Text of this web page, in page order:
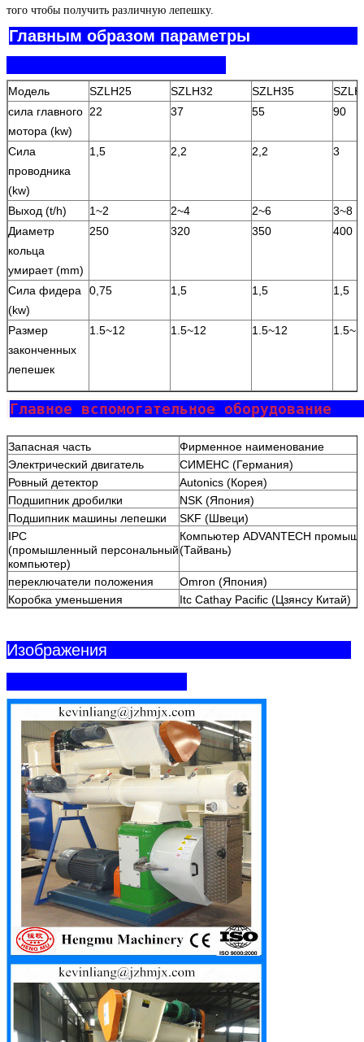
того чтобы получить различную лепешку.
Главным образом параметры
Модель SZLH25 SZLH32 SZLH35
сила главного
мотора (kw)
22 37 55 90
Сила
проводника
(kw)
1,5 2,2 2,2 3
Выход (t/h) 1~2 2~4 2~6
3~8
Диаметр
кольца
умирает (mm)
250 320 350 400
Сила фидера
(kw)
0,75 1,5 1,5 1,5
Размер
законченных
лепешек
1.5~12 1.5~12 1.5~12
Главное
Запасная часть
Фирменное наименование
Электрический двигатель
СИМЕНС (Германия)
Ровный детектор
Autonics (Корея)
Подшипник дробилки
NSK (Япония)
Подшипник машины лепешки
SKF (Швеци)
IPC
(промышленный персональный
компьютер)
Компьютер ADVANTECH
(Тайвань)
переключатели положения
Omron (Япония)
Коробка уменьшения
Itc Cathay Pacific (Цзянсу Китай)
Изображения